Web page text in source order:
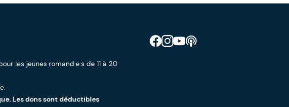
Retrouve CIAO sur Facebook
Retrouve CIAO sur Instagram
Retrouve CIAO sur YouTube
Découvre notre podcast
les jeunes romand·e·s de 11 à 20
Les dons sont déductibles